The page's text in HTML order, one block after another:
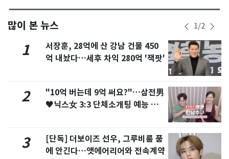
많이 본 뉴스 1/2
1
서장훈, 28억에 산 강남 건물 450
억 내놨다…세후 차익 280억 '잭팟'
2
"10억 버는데 9억 써요?"…삼전男
♥닉스女 3:3 단체소개팅 예능 화
3
[단독] 더보이즈 선우, 그루비룸 품
에 안긴다…앳에어리어와 전속계약